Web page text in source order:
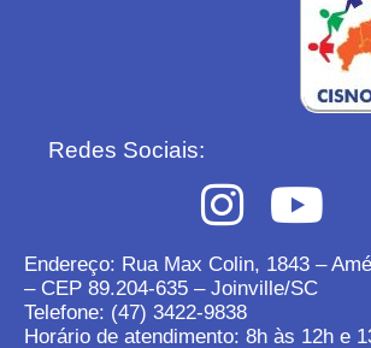
Redes Sociais:
Endereço: Rua Max Colin, 1843 –
– CEP 89.204-635 – Joinville/SC
Telefone: (47) 3422-9838
Horário de atendimento: 8h às 12h e